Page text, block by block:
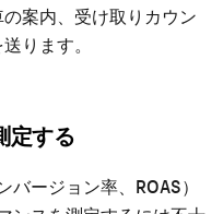
案内、受け取りカウン
ります。
定する
ージョン率、ROAS）